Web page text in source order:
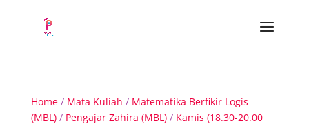
Home/ Mata Kuliah / Matematika Berfikir Logis
(MBL)/ Pengajar Zahira (MBL)/ Kamis (18.30-20.00